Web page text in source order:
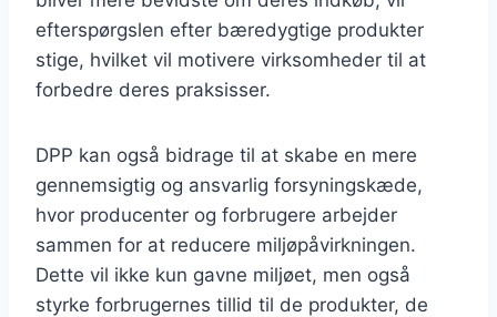
efterspørgslen efter bæredygtige produkter
stige, hvilket vil motivere virksomheder til at
forbedre deres praksisser.
DPP kan også bidrage til at skabe en mere
gennemsigtig og ansvarlig forsyningskæde,
hvor producenter og forbrugere arbejder
sammen for at reducere miljøpåvirkningen.
Dette vil ikke kun gavne miljøet, men også
styrke forbrugernes tillid til de produkter, de